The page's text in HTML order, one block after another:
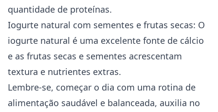
quantidade de proteínas.
Iogurte natural com sementes e frutas secas: O
iogurte natural é uma excelente fonte de cálcio
e as frutas secas e sementes acrescentam
textura e nutrientes extras.
Lembre-se, começar o dia com uma rotina de
alimentação saudável e balanceada, auxilia no